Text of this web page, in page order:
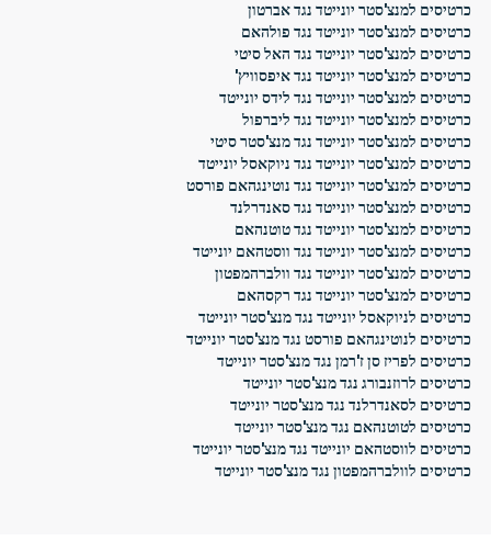
כרטיסים למנצ'סטר יונייטד נגד אברטון
כרטיסים למנצ'סטר יונייטד נגד פולהאם
כרטיסים למנצ'סטר יונייטד נגד האל סיטי
כרטיסים למנצ'סטר יונייטד נגד איפסוויץ'
כרטיסים למנצ'סטר יונייטד נגד לידס יונייטד
כרטיסים למנצ'סטר יונייטד נגד ליברפול
כרטיסים למנצ'סטר יונייטד נגד מנצ'סטר סיטי
כרטיסים למנצ'סטר יונייטד נגד ניוקאסל יונייטד
כרטיסים למנצ'סטר יונייטד נגד נוטינגהאם פורסט
כרטיסים למנצ'סטר יונייטד נגד סאנדרלנד
כרטיסים למנצ'סטר יונייטד נגד טוטנהאם
כרטיסים למנצ'סטר יונייטד נגד ווסטהאם יונייטד
כרטיסים למנצ'סטר יונייטד נגד וולברהמפטון
כרטיסים למנצ'סטר יונייטד נגד רקסהאם
כרטיסים לניוקאסל יונייטד נגד מנצ'סטר יונייטד
כרטיסים לנוטינגהאם פורסט נגד מנצ'סטר יונייטד
כרטיסים לפריז סן ז'רמן נגד מנצ'סטר יונייטד
כרטיסים לרוזנבורג נגד מנצ'סטר יונייטד
כרטיסים לסאנדרלנד נגד מנצ'סטר יונייטד
כרטיסים לטוטנהאם נגד מנצ'סטר יונייטד
כרטיסים לווסטהאם יונייטד נגד מנצ'סטר יונייטד
כרטיסים לוולברהמפטון נגד מנצ'סטר יונייטד